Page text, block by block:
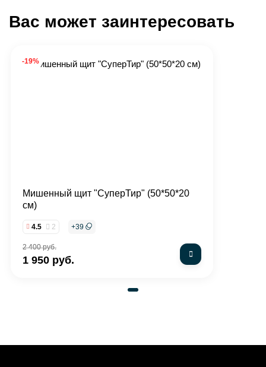
Вас может заинтересовать
-19%
Мишенный щит "СуперТир" (50*50*20
см)
4.5 2 +39
2 400 руб.
1 950 руб.